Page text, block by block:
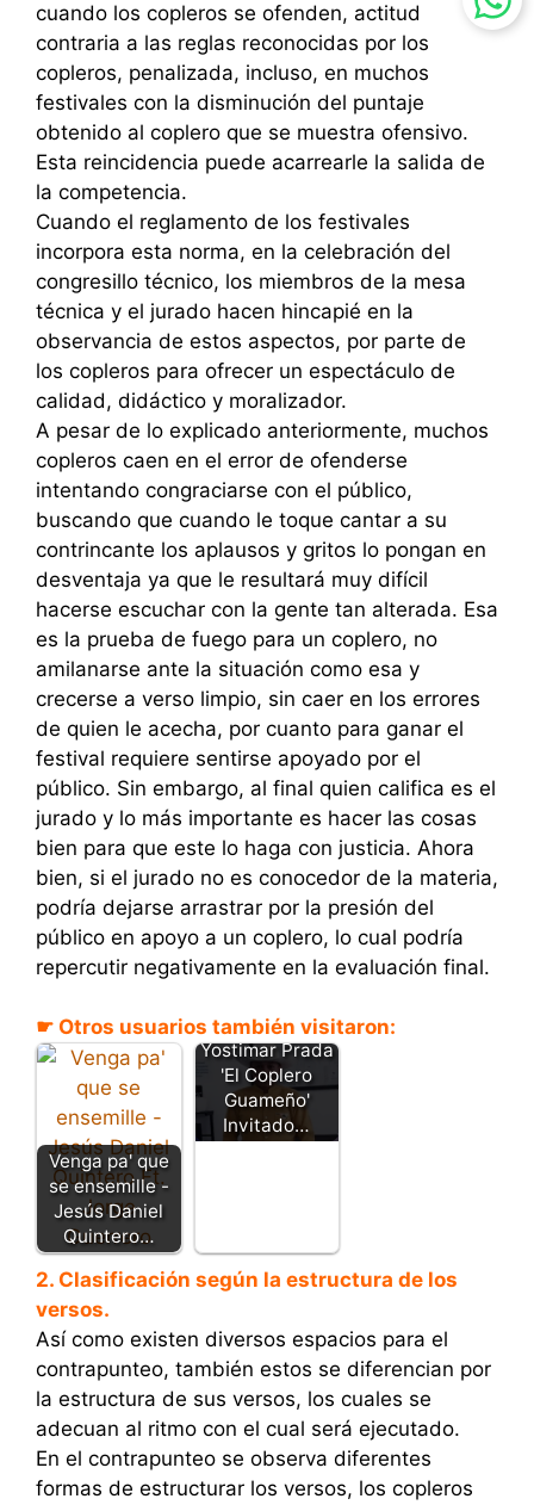
cuando los copleros se ofenden, actitud
contraria a las reglas reconocidas por los
copleros, penalizada, incluso, en muchos
festivales con la disminución del puntaje
obtenido al coplero que se muestra ofensivo.
Esta reincidencia puede acarrearle la salida de
la competencia.
Cuando el reglamento de los festivales
incorpora esta norma, en la celebración del
congresillo técnico, los miembros de la mesa
técnica y el jurado hacen hincapié en la
observancia de estos aspectos, por parte de
los copleros para ofrecer un espectáculo de
calidad, didáctico y moralizador.
A pesar de lo explicado anteriormente, muchos
copleros caen en el error de ofenderse
intentando congraciarse con el público,
buscando que cuando le toque cantar a su
contrincante los aplausos y gritos lo pongan en
desventaja ya que le resultará muy difícil
hacerse escuchar con la gente tan alterada. Esa
es la prueba de fuego para un coplero, no
amilanarse ante la situación como esa y
crecerse a verso limpio, sin caer en los errores
de quien le acecha, por cuanto para ganar el
festival requiere sentirse apoyado por el
público. Sin embargo, al final quien califica es el
jurado y lo más importante es hacer las cosas
bien para que este lo haga con justicia. Ahora
bien, si el jurado no es conocedor de la materia,
podría dejarse arrastrar por la presión del
público en apoyo a un coplero, lo cual podría
repercutir negativamente en la evaluación final.
☛ Otros usuarios también visitaron:
Venga pa' que
se ensemille -
Jesús Daniel
Quintero…
Yostimar Prada
'El Coplero
Guameño'
Invitado…
2. Clasificación según la estructura de los
versos.
Así como existen diversos espacios para el
contrapunteo, también estos se diferencian por
la estructura de sus versos, los cuales se
adecuan al ritmo con el cual será ejecutado.
En el contrapunteo se observa diferentes
formas de estructurar los versos, los copleros